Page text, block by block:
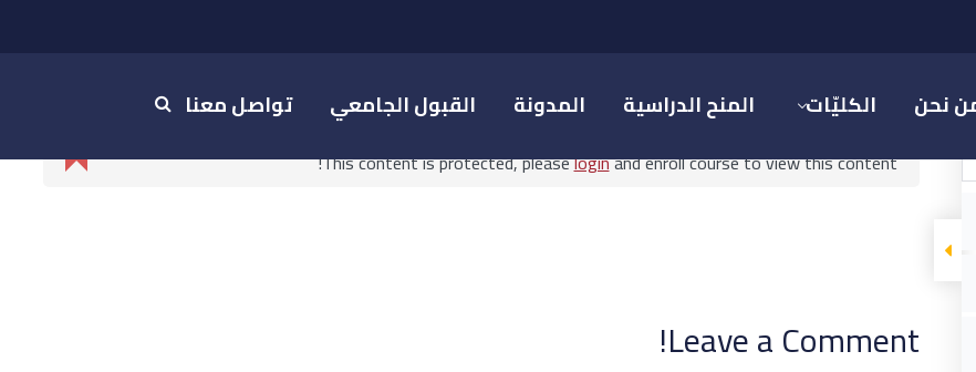
تواصل معنا القبول الجامعي المدونة المنح الدراسية الكليّات نحن
مدخل إلى العلاقات العامة
العامة
This content is protected, pleaseloginand enroll course to view this content!
Leave a Comment!